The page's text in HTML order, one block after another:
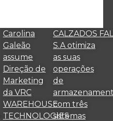
Carolina
Galeão
assume
Direção de
Marketing
da VRC
WAREHOUSE
TECHNOLOGIES
CALZADOS FAL
S.A otimiza
as suas
operações
de
com três
sistemas